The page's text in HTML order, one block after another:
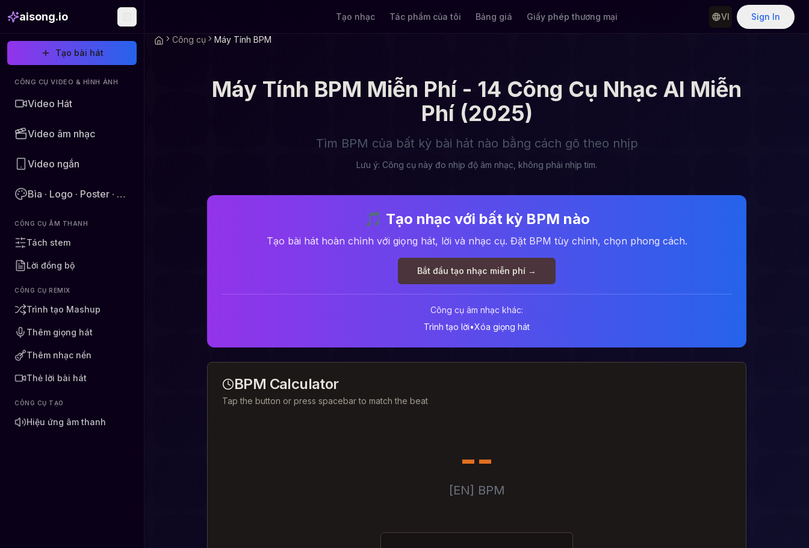
aisong.io
Tạo bài hát
CÔNG CỤ VIDEO & HÌNH ẢNH
Video Hát
Video âm nhạc
Video ngắn
Bìa · Logo · Poster · Hình ảnh
CÔNG CỤ ÂM THANH
Tách stem
Lời đồng bộ
CÔNG CỤ REMIX
Trình tạo Mashup
Thêm giọng hát
Thêm nhạc nền
Thẻ lời bài hát
CÔNG CỤ TẠO
Hiệu ứng âm thanh
Tạo nhạc Tác phẩm của tôi Bảng giá Giấy phép thương mại VI Sign In
Công cụ Máy Tính BPM
Máy Tính BPM Miễn Phí - 14 Công Cụ Nhạc AI Miễn
Phí (2025)
Tìm BPM của bất kỳ bài hát nào bằng cách gõ theo nhịp
Lưu ý: Công cụ này đo nhịp độ âm nhạc, không phải nhịp tim.
🎵 Tạo nhạc với bất kỳ BPM nào
Tạo bài hát hoàn chỉnh với giọng hát, lời và nhạc cụ. Đặt BPM tùy chỉnh, chọn phong cách.
Bắt đầu tạo nhạc miễn phí →
Công cụ âm nhạc khác:
Trình tạo lời•Xóa giọng hát
BPM Calculator
Tap the button or press spacebar to match the beat
--
[EN] BPM